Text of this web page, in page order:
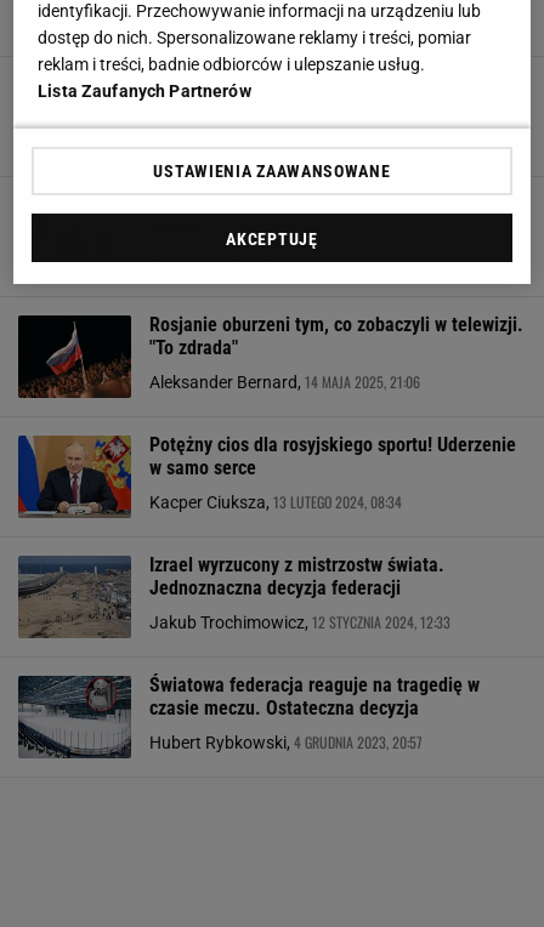
Agnieszka Piskorz,16 LUTEGO 2026, 09:42
Rosjanie wskazują palcem swojego głównego
Piotr Więcławek,21 STYCZNIA 2026, 16:16
Rosjanie oburzeni tym, co zobaczyli w telewizji.
"To zdrada"
Aleksander Bernard, 14 MAJA 2025, 21:06
Potężny cios dla rosyjskiego sportu! Uderzenie
w samo serce
Kacper Ciuksza, 13 LUTEGO 2024, 08:34
Izrael wyrzucony z mistrzostw świata.
Jednoznaczna decyzja federacji
Jakub Trochimowicz, 12 STYCZNIA 2024, 12:33
Światowa federacja reaguje na tragedię w
czasie meczu. Ostateczna decyzja
Hubert Rybkowski, 4 GRUDNIA 2023, 20:57
identyfikacji. Przechowywanie informacji na urządzeniu lub
dostęp do nich. Spersonalizowane reklamy i treści, pomiar
reklam i treści, badnie odbiorców i ulepszanie usług.
Lista Zaufanych Partnerów
USTAWIENIA ZAAWANSOWANE
AKCEPTUJĘ